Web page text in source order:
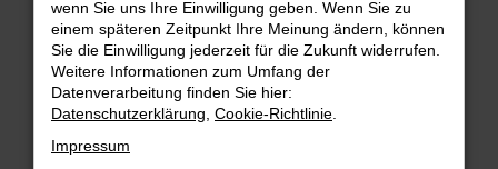
Fehler: Network Error
Beim Laden ist ein Fehler aufgetreten.
wenn Sie uns Ihre Einwilligung geben. Wenn Sie zu
einem späteren Zeitpunkt Ihre Meinung ändern, können
Sie die Einwilligung jederzeit für die Zukunft widerrufen.
Weitere Informationen zum Umfang der
Datenverarbeitung finden Sie hier:
Datenschutzerklärung Cookie-Richtlinie
Impressum